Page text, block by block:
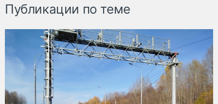
Публикации по теме